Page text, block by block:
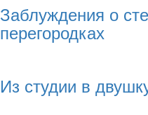
Заблуждения о
перегородках
Из студии в